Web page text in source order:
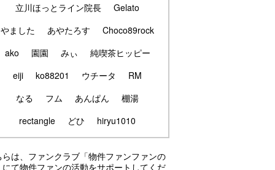
立川ほっとライン院長
Gelato
やました
あやたろす
Choco89rock
ako
園園 みぃ
純喫茶ヒッピー
eiji
ko88201 ウチータ
RM
なる
フム あんぱん
棚湯
rectangle
どひ hiryu1010
らは、ファンクラブ「物件ファンファンの
にて物件ファンの活動をサポートしてくだ